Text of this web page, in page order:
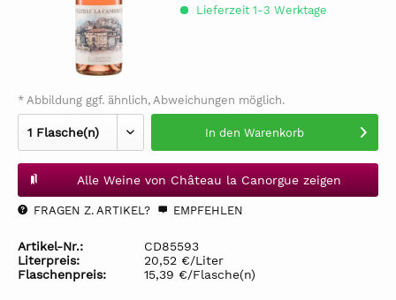
Lieferzeit 1-3 Werktage
* Abbildung ggf. ähnlich, Abweichungen möglich.
In den Warenkorb
Alle Weine von Château la Canorgue zeigen
FRAGEN Z. ARTIKEL? EMPFEHLEN
Artikel-Nr.:
CD85593
Literpreis:
20,52 €/Liter
Flaschenpreis:
15,39 €/Flasche(n)